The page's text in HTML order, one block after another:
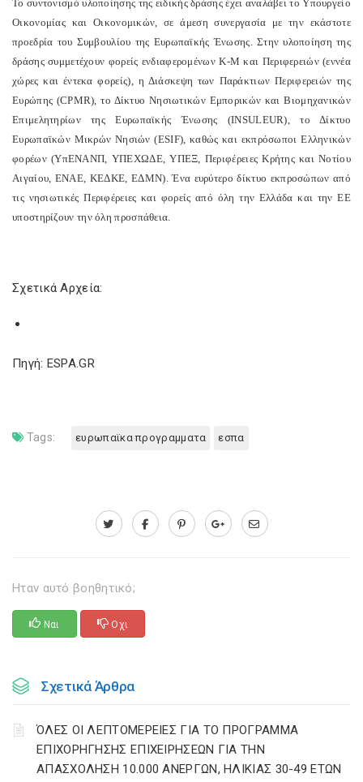
Το συντονισμό υλοποίησης της ειδικής δράσης έχει αναλάβει το Υπουργείο
Οικονομίας και Οικονομικών, σε άμεση συνεργασία με την εκάστοτε
προεδρία του Συμβουλίου της Ευρωπαϊκής Ένωσης. Στην υλοποίηση της
δράσης συμμετέχουν φορείς ενδιαφερομένων Κ-Μ και Περιφερειών (εννέα
χώρες και έντεκα φορείς), η Διάσκεψη των Παράκτιων Περιφερειών της
Ευρώπης (CPMR), το Δίκτυο Νησιωτικών Εμπορικών και Βιομηχανικών
Επιμελητηρίων της Ευρωπαϊκής Ένωσης (INSULEUR), το Δίκτυο
Ευρωπαϊκών Μικρών Νησιών (ESIF), καθώς και εκπρόσωποι Ελληνικών
φορέων (ΥπΕΝΑΝΠ, ΥΠΕΧΩΔΕ, ΥΠΕΞ, Περιφέρειες Κρήτης και Νοτίου
Αιγαίου, ΕΝΑΕ, ΚΕΔΚΕ, ΕΔΜΝ). Ένα ευρύτερο δίκτυο εκπροσώπων από
τις νησιωτικές Περιφέρειες και φορείς από όλη την Ελλάδα και την ΕΕ
υποστηρίζουν την όλη προσπάθεια.
Σχετικά Αρχεία:
Πηγή: ESPA.GR
Tags: ευρωπαϊκα προγραμματα εσπα
Ηταν αυτό βοηθητικό;
Ναι Οχι
Σχετικά Άρθρα
ΌΛΕΣ ΟΙ ΛΕΠΤΟΜΕΡΕΙΕΣ ΓΙΑ ΤΟ ΠΡΟΓΡΑΜΜΑ
ΕΠΙΧΟΡΗΓΗΣΗΣ ΕΠΙΧΕΙΡΗΣΕΩΝ ΓΙΑ ΤΗΝ
ΑΠΑΣΧΟΛΗΣΗ 10.000 ΑΝΕΡΓΩΝ, ΗΛΙΚΙΑΣ 30-49 ΕΤΩΝ